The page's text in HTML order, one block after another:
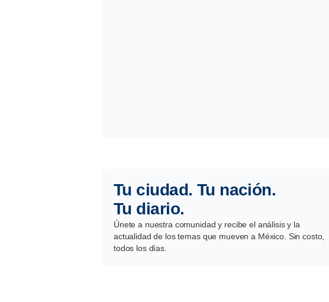
Tu ciudad. Tu nación.
Tu diario.
Únete a nuestra comunidad y recibe el análisis y la
actualidad de los temas que mueven a México. Sin costo,
todos los días.